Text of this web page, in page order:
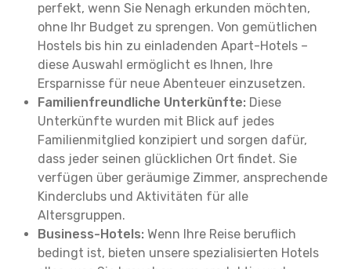
perfekt, wenn Sie Nenagh erkunden möchten,
ohne Ihr Budget zu sprengen. Von gemütlichen
Hostels bis hin zu einladenden Apart-Hotels –
diese Auswahl ermöglicht es Ihnen, Ihre
Ersparnisse für neue Abenteuer einzusetzen.
Familienfreundliche Unterkünfte: Diese
Unterkünfte wurden mit Blick auf jedes
Familienmitglied konzipiert und sorgen dafür,
dass jeder seinen glücklichen Ort findet. Sie
verfügen über geräumige Zimmer, ansprechende
Kinderclubs und Aktivitäten für alle
Altersgruppen.
Business-Hotels: Wenn Ihre Reise beruflich
bedingt ist, bieten unsere spezialisierten Hotels